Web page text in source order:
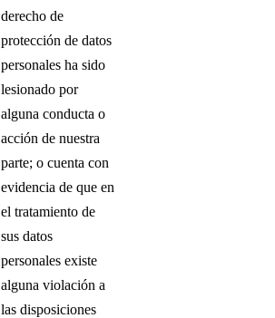
derecho de
protección de datos
personales ha sido
lesionado por
alguna conducta o
acción de nuestra
parte; o cuenta con
evidencia de que en
el tratamiento de
sus datos
personales existe
alguna violación a
las disposiciones